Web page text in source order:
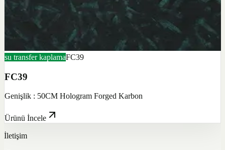
su transfer kaplamaFC39
FC39
Genişlik : 50CM Hologram Forged Karbon
Ürünü İncele
İletişim